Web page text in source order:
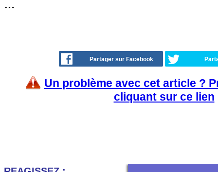
…
Partager sur Facebook
Un problème avec cet article ?
cliquant sur ce lien